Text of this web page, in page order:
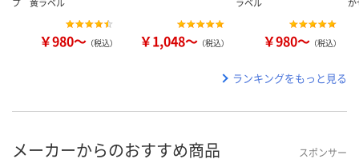
￥980～ （税込） ￥1,048～ （税込） ￥980～ （税込）
ランキングをもっと見る
メーカーからのおすすめ商品 スポンサー